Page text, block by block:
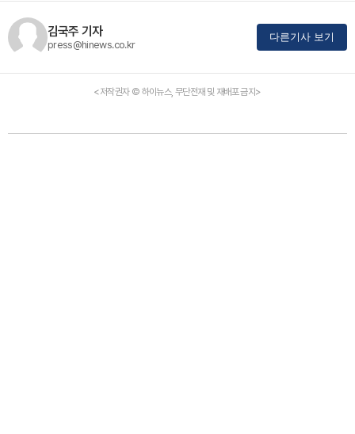
김국주 기자
press@hinews.co.kr
다른기사 보기
<저작권자 © 하이뉴스, 무단전재 및 재배포 금지>